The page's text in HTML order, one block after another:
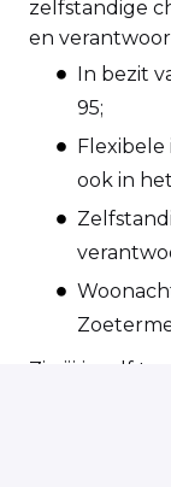
zelfstandige
en
In bezit
95;
ook in
Zie jij jezelf